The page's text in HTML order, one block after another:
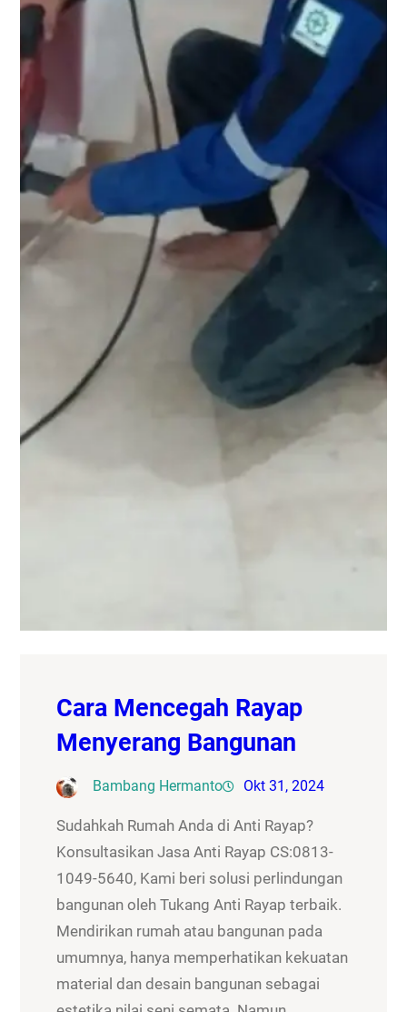
Cara Mencegah Rayap
Menyerang Bangunan
Bambang Hermanto Okt 31, 2024
Sudahkah Rumah Anda di Anti Rayap?
Konsultasikan Jasa Anti Rayap CS:0813-
1049-5640, Kami beri solusi perlindungan
bangunan oleh Tukang Anti Rayap terbaik.
Mendirikan rumah atau bangunan pada
umumnya, hanya memperhatikan kekuatan
material dan desain bangunan sebagai